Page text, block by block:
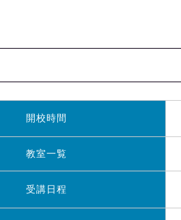
開校時間
教室一覧
受講日程